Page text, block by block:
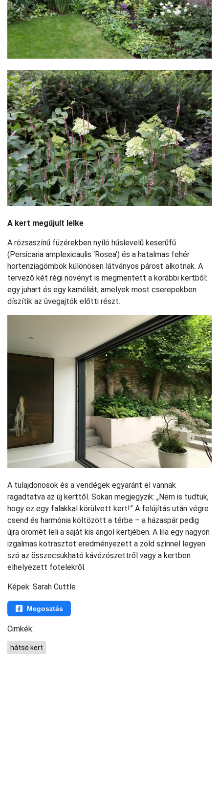
A kert megújult lelke
A rózsaszínű füzérekben nyíló hűslevelű keserűfű
(Persicaria amplexicaulis ‘Rosea’) és a hatalmas fehér
hortenziagömbök különösen látványos párost alkotnak. A
tervező két régi növényt is megmentett a korábbi kertből:
egy juhart és egy kaméliát, amelyek most cserepekben
díszítik az üvegajtók előtti részt.
A tulajdonosok és a vendégek egyaránt el vannak
ragadtatva az új kerttől. Sokan megjegyzik: „Nem is tudtuk,
hogy ez egy falakkal körülvett kert!” A felújítás után végre
csend és harmónia költözött a térbe – a házaspár pedig
újra örömét leli a saját kis angol kertjében. A lila egy nagyon
izgalmas kotrasztot eredményezett a zöld színnel legyen
szó az összecsukható kávézószettről vagy a kertben
elhelyezett fotelekről.
Képek: Sarah Cuttle
Megosztás
Cimkék:
hátsó kert